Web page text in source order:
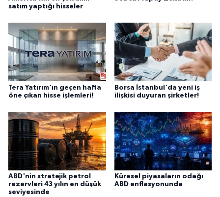
satım yaptığı hisseler
Tera Yatırım'ın geçen hafta
öne çıkan hisse işlemleri!
Borsa İstanbul'da yeni iş
ilişkisi duyuran şirketler!
ABD'nin stratejik petrol
rezervleri 43 yılın en düşük
seviyesinde
Küresel piyasaların odağı
ABD enflasyonunda